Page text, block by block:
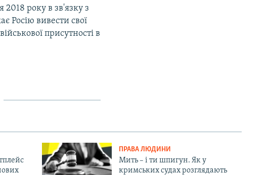
року в зв'язку з
Росію вивести свої
присутності в
ПРАВА ЛЮДИНИ
Мить – і ти шпигун. Як у
кримських судах розглядають